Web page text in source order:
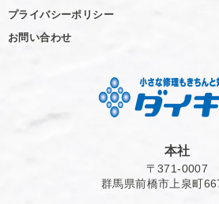
プライバシーポリシー
お問い合わせ
本社
〒371-0007
群馬県前橋市上泉町